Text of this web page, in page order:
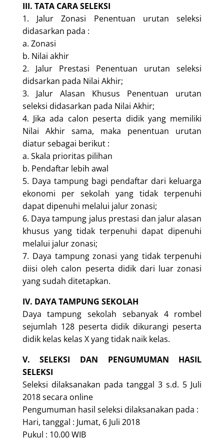
III. TATA CARA SELEKSI
1. Jalur Zonasi Penentuan urutan seleksi
didasarkan pada :
a. Zonasi
b. Nilai akhir
2. Jalur Prestasi Penentuan urutan seleksi
didsarkan pada Nilai Akhir;
3. Jalur Alasan Khusus Penentuan urutan
seleksi didasarkan pada Nilai Akhir;
4. Jika ada calon peserta didik yang memiliki
Nilai Akhir sama, maka penentuan urutan
diatur sebagai berikut :
a. Skala prioritas pilihan
b. Pendaftar lebih awal
5. Daya tampung bagi pendaftar dari keluarga
ekonomi per sekolah yang tidak terpenuhi
dapat dipenuhi melalui jalur zonasi;
6. Daya tampung jalus prestasi dan jalur alasan
khusus yang tidak terpenuhi dapat dipenuhi
melalui jalur zonasi;
7. Daya tampung zonasi yang tidak terpenuhi
diisi oleh calon peserta didik dari luar zonasi
yang sudah ditetapkan.
IV. DAYA TAMPUNG SEKOLAH
Daya tampung sekolah sebanyak 4 rombel
sejumlah 128 peserta didik dikurangi peserta
didik kelas kelas X yang tidak naik kelas.
V. SELEKSI DAN PENGUMUMAN HASIL
SELEKSI
Seleksi dilaksanakan pada tanggal 3 s.d. 5 Juli
2018 secara online
Pengumuman hasil seleksi dilaksanakan pada :
Hari, tanggal : Jumat, 6 Juli 2018
Pukul : 10.00 WIB